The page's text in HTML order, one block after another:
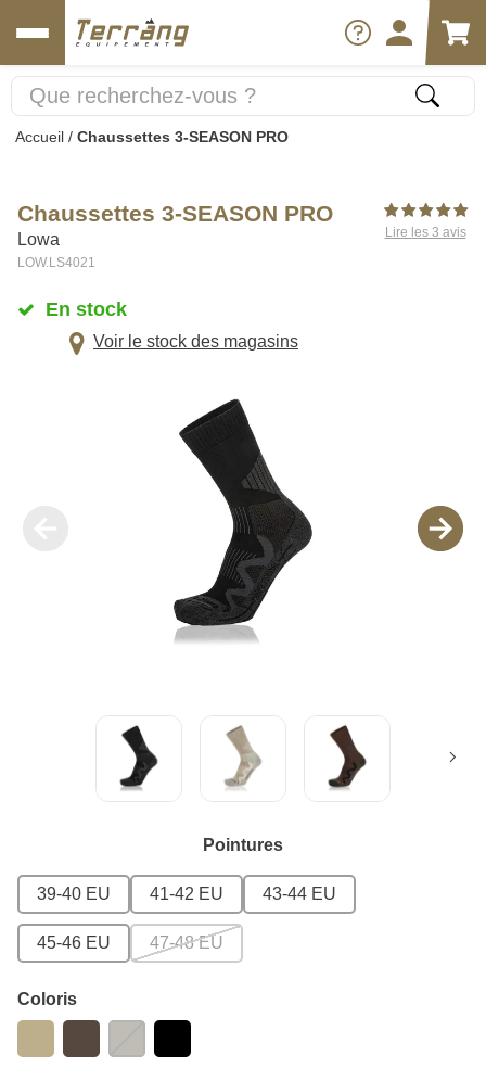
Accueil / Chaussettes 3-SEASON PRO
Chaussettes 3-SEASON PRO
Lowa
LOW.LS4021
Lire les 3 avis
En stock
Voir le stock des magasins
Pointures
39-40 EU 41-42 EU 43-44 EU
45-46 EU 47-48 EU
Coloris